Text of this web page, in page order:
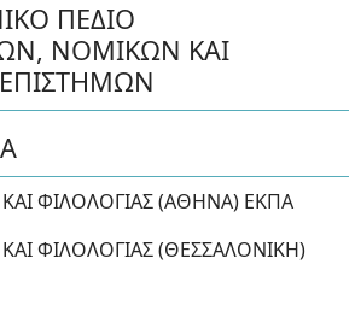
ΠΕΔΙΟ
ΝΟΜΙΚΩΝ ΚΑΙ
ΚΑΙ ΦΙΛΟΛΟΓΙΑΣ (ΑΘΗΝΑ) ΕΚΠΑ
ΦΙΛΟΛΟΓΙΑΣ (ΘΕΣΣΑΛΟΝΙΚΗ)